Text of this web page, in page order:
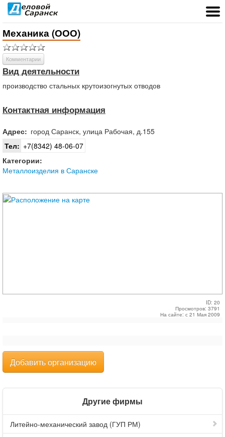
Механика (ООО)
Комментарии
Вид деятельности
производство сталь­ных крутоизогнутых отводов
Контактная информация
Адрес: город Саранск, улица Рабочая, д.155
Тел: +7(8342) 48-06-07
Категории:
Металлоизделия в Саранске
ID: 20
Просмотров: 3791
На сайте: с 21 Мая 2009
Добавить организацию
Другие фирмы
Литейно-механический завод (ГУП РМ)